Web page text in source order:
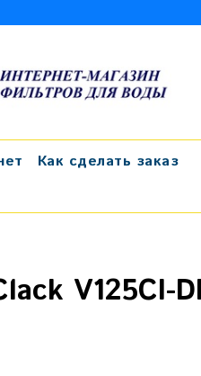
Как сделать заказ
V125CI-